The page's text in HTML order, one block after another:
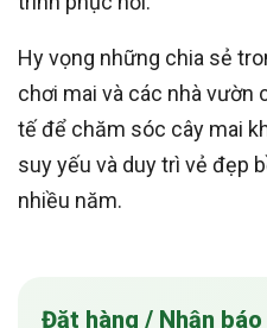
Hy vọng những chia sẻ
chơi mai và các nhà
tế để chăm sóc cây mai
suy yếu và duy trì vẻ đẹp
nhiều năm.
Đặt hàng / Nhận